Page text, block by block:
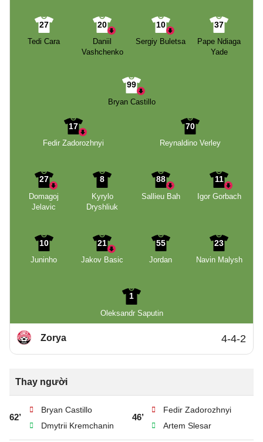
27
Tedi Cara
20
Daniil
Vashchenko
10
Sergiy Buletsa
37
Pape Ndiaga
Yade
99
Bryan Castillo
17
Fedir Zadorozhnyi
70
Reynaldino Verley
27
Domagoj
Jelavic
8
Kyrylo
Dryshliuk
88
Sallieu Bah
11
Igor Gorbach
10
Juninho
21
Jakov Basic
55
Jordan
23
Navin Malysh
1
Oleksandr Saputin
Zorya 4-4-2
Thay người
62’
Bryan Castillo
Dmytrii Kremchanin
46’
Fedir Zadorozhnyi
Artem Slesar